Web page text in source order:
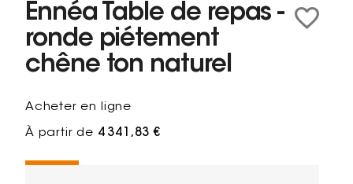
Ennéa Table de repas -
ronde piétement
chêne ton naturel
Acheter en ligne
À partir de 4 341,83 €